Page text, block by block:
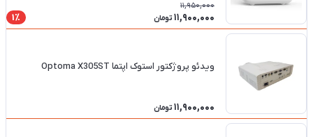
11,950,000
11,900,000 تومان 1٪
ویدئو پروژکتور استوک اپتما Optoma X305ST
11,900,000 تومان